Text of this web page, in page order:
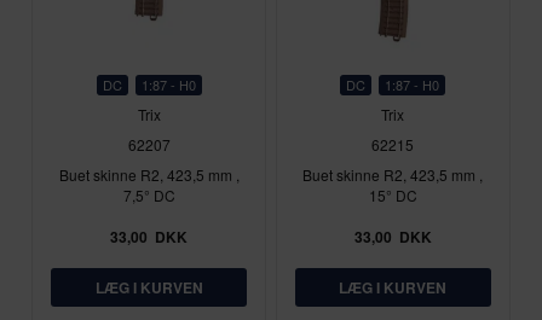
DC 1:87 - H0
Trix
62207
Buet skinne R2, 423,5 mm ,
7,5° DC
33,00 DKK
DC 1:87 - H0
Trix
62215
Buet skinne R2, 423,5 mm ,
15° DC
33,00 DKK